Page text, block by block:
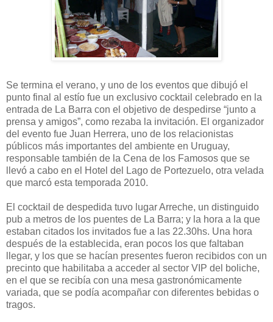
Se termina el verano, y uno de los eventos que dibujó el
punto final al estío fue un exclusivo cocktail celebrado en la
entrada de La Barra con el objetivo de despedirse “junto a
prensa y amigos”, como rezaba la invitación. El organizador
del evento fue Juan Herrera, uno de los relacionistas
públicos más importantes del ambiente en Uruguay,
responsable también de la Cena de los Famosos que se
llevó a cabo en el Hotel del Lago de Portezuelo, otra velada
que marcó esta temporada 2010.
El cocktail de despedida tuvo lugar Arreche, un distinguido
pub a metros de los puentes de La Barra; y la hora a la que
estaban citados los invitados fue a las 22.30hs. Una hora
después de la establecida, eran pocos los que faltaban
llegar, y los que se hacían presentes fueron recibidos con un
precinto que habilitaba a acceder al sector VIP del boliche,
en el que se recibía con una mesa gastronómicamente
variada, que se podía acompañar con diferentes bebidas o
tragos.